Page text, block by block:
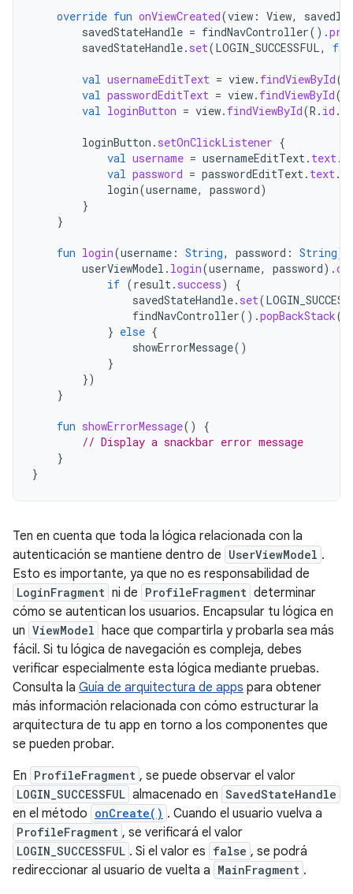
override fun onViewCreated(view : View,
savedStateHandle = findNavController().
savedStateHandle. set(LOGIN_SUCCESSFUL,
val usernameEditText = view. findViewById(
val passwordEditText = view. findViewById(
val loginButton = view. findViewById(R . id .
loginButton . setOnClickListener {
val username = usernameEditText. text.
val password = passwordEditText. text.
login(username, password)
}
}
fun login(username : String, password : String)
userViewModel . login(username, password).
if (result. success)
{
savedStateHandle. set(
findNavController().popBackStack()
} else {
showErrorMessage()
}
})
}
fun showErrorMessage()
{
// Display a snackbar error message
}
}
Ten en cuenta que toda la lógica relacionada con la
autenticación se mantiene dentro de UserViewModel .
Esto es importante, ya que no es responsabilidad de
LoginFragment ni de ProfileFragment determinar
cómo se autentican los usuarios. Encapsular tu lógica en
un ViewModel hace que compartirla y probarla sea más
fácil. Si tu lógica de navegación es compleja, debes
verificar especialmente esta lógica mediante pruebas.
Consulta la Guía de arquitectura de apps para obtener
más información relacionada con cómo estructurar la
arquitectura de tu app en torno a los componentes que
se pueden probar.
En ProfileFragment , se puede observar el valor
LOGIN_SUCCESSFUL almacenado en SavedStateHandle
en el método onCreate() . Cuando el usuario vuelva a
ProfileFragment , se verificará el valor
LOGIN_SUCCESSFUL . Si el valor es false , se podrá
redireccionar al usuario de vuelta a MainFragment .